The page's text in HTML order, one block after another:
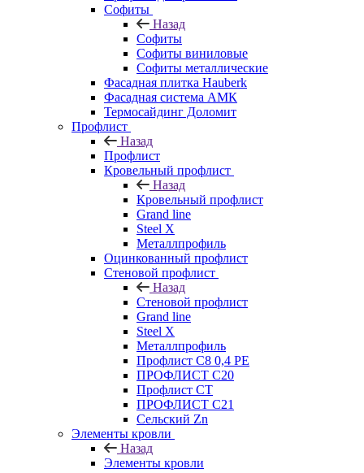
Софиты
Назад
Софиты
Софиты виниловые
Софиты металлические
Фасадная плитка Hauberk
Фасадная система АМК
Термосайдинг Доломит
Профлист
Назад
Профлист
Кровельный профлист
Назад
Кровельный профлист
Grand line
Steel X
Металлпрофиль
Оцинкованный профлист
Стеновой профлист
Назад
Стеновой профлист
Grand line
Steel X
Металлпрофиль
Профлист С8 0,4 РЕ
ПРОФЛИСТ С20
Профлист СТ
ПРОФЛИСТ С21
Сельский Zn
Элементы кровли
Назад
Элементы кровли